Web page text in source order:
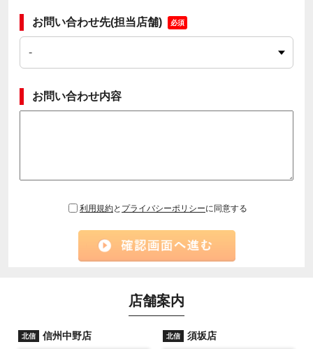
お問い合わせ先(担当店舗) 必須
お問い合わせ内容
利用規約と プライバシーポリシーに同意する
店舗案内
北信 信州中野店 北信 須坂店